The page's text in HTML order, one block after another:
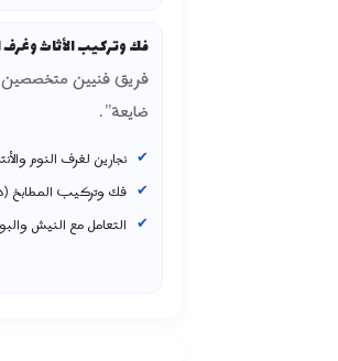
فك وتركيب الأثاث وغرف
فريق فنيين
ضايعة”.
نجارين لغرف النوم
فك وتركيب المطابخ
التعامل مع النيش